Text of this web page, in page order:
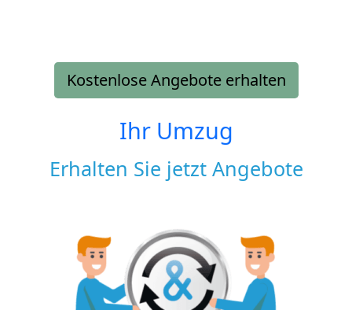
Kostenlose Angebote erhalten
Ihr Umzug
Erhalten Sie jetzt Angebote